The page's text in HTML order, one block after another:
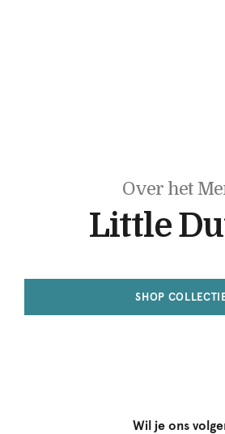
Over het
Little
SHOP
Wil je ons